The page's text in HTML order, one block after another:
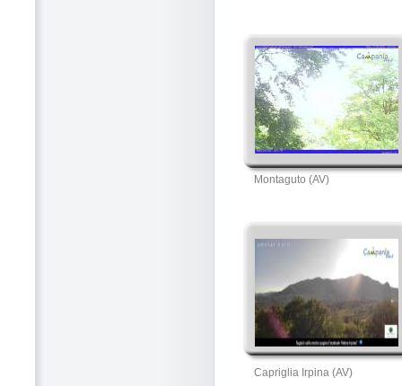
Montaguto (AV)
Capriglia Irpina (AV)